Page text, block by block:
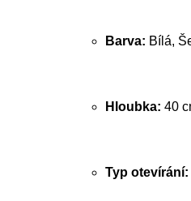
Barva: Bílá,
Hloubka: 40
Typ otevírání: